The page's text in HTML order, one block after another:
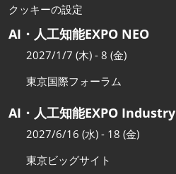
クッキーの設定
AI・人工知能EXPO NEO
2027/1/7 (木) - 8 (金)
東京国際フォーラム
AI・人工知能EXPO Industry
2027/6/16 (水) - 18 (金)
東京ビッグサイト